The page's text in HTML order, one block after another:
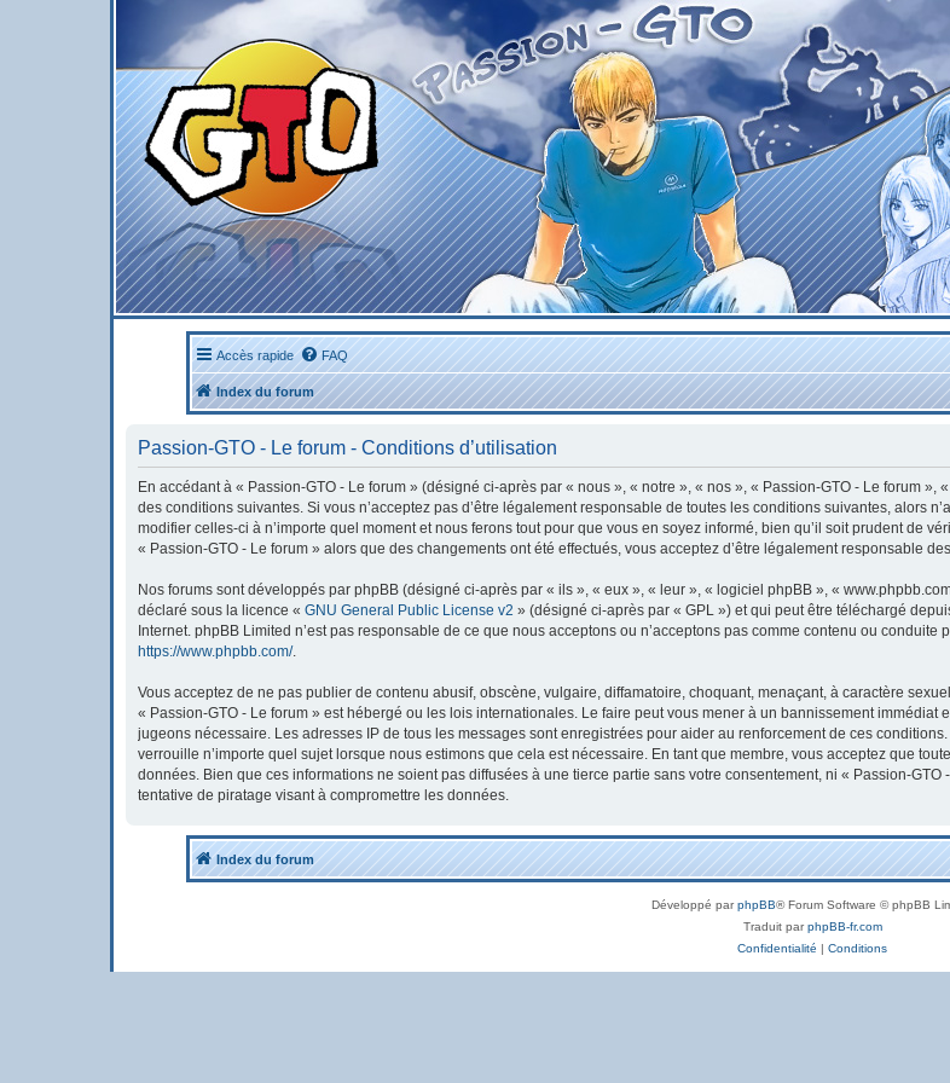
Accès rapide FAQ
Index du forum
Passion-GTO - Le forum - Conditions d’utilisation
En accédant à « Passion-GTO - Le forum » (désigné ci-après par « nous », « notre », « nos », « Passion-GTO - Le forum
des conditions suivantes. Si vous n’acceptez pas d’être légalement responsable de toutes les conditions suivantes, alors
modifier celles-ci à n’importe quel moment et nous ferons tout pour que vous en soyez informé, bien qu’il soit prudent de
« Passion-GTO - Le forum » alors que des changements ont été effectués, vous acceptez d’être légalement responsable
Nos forums sont développés par phpBB (désigné ci-après par « ils », « eux », « leur », « logiciel phpBB », «
déclaré sous la licence « GNU General Public License v2 » (désigné ci-après par « GPL ») et qui peut être téléchargé
Internet. phpBB Limited n’est pas responsable de ce que nous acceptons ou n’acceptons pas comme contenu ou
https://www.phpbb.com/.
Vous acceptez de ne pas publier de contenu abusif, obscène, vulgaire, diffamatoire, choquant, menaçant, à caractère
« Passion-GTO - Le forum » est hébergé ou les lois internationales. Le faire peut vous mener à un bannissement immédiat
jugeons nécessaire. Les adresses IP de tous les messages sont enregistrées pour aider au renforcement de ces
verrouille n’importe quel sujet lorsque nous estimons que cela est nécessaire. En tant que membre, vous acceptez que
données. Bien que ces informations ne soient pas diffusées à une tierce partie sans votre consentement, ni « Passion-
tentative de piratage visant à compromettre les données.
Index du forum
Développé parphpBB® Forum Software © phpBB
Traduit parphpBB-fr.com
Confidentialité | Conditions